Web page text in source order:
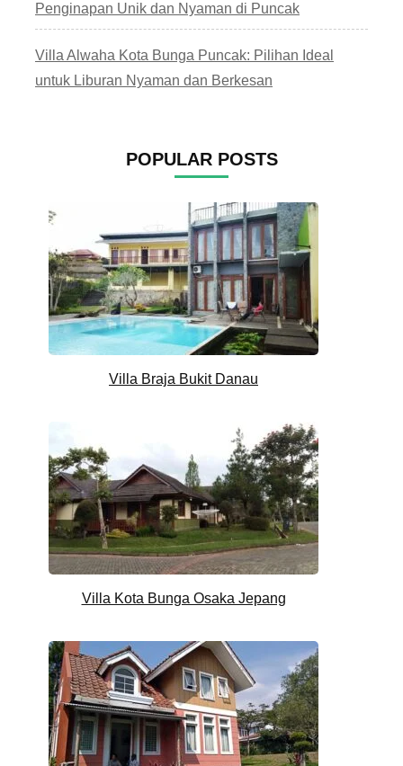
Penginapan Unik dan Nyaman di Puncak
Villa Alwaha Kota Bunga Puncak: Pilihan Ideal
untuk Liburan Nyaman dan Berkesan
POPULAR POSTS
Villa Braja Bukit Danau
Villa Kota Bunga Osaka Jepang